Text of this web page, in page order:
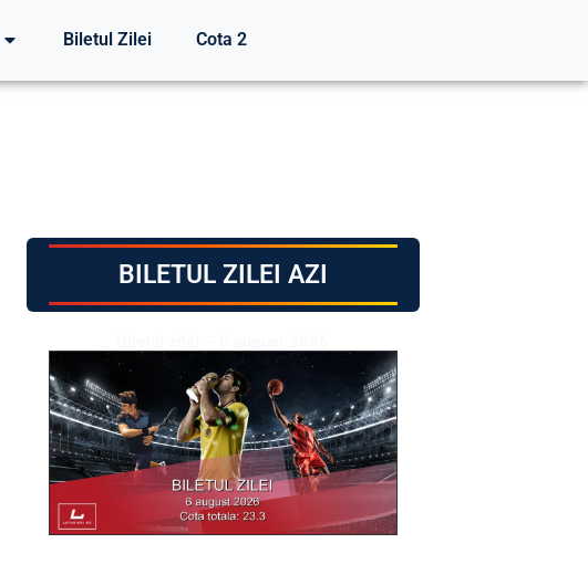
Biletul Zilei Cota 2
BILETUL ZILEI AZI